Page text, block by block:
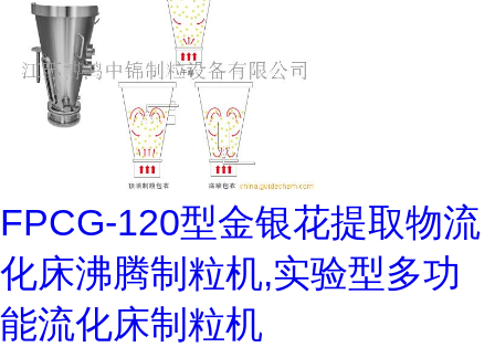
FPCG-120型金银花提取物流
化床沸腾制粒机,实验型多功
能流化床制粒机